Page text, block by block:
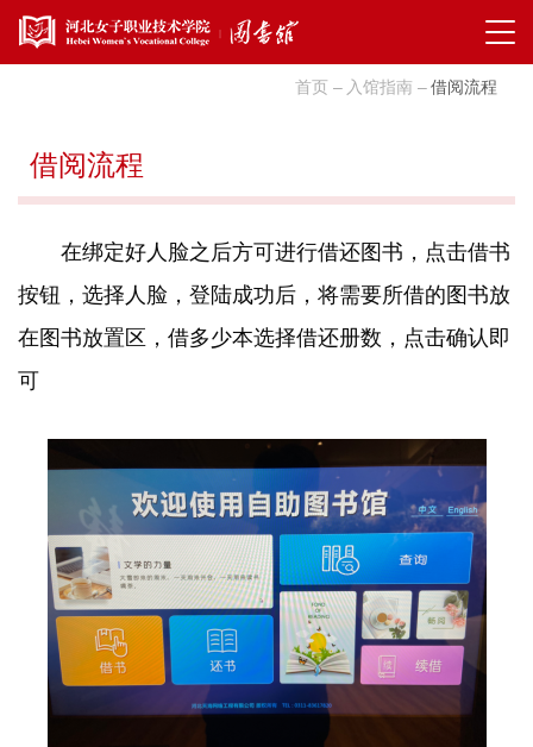
首页 入馆指南 借阅流程
借阅流程
在绑定好人脸之后方可进行借还图书，点击借书
按钮，选择人脸，登陆成功后，将需要所借的图书放
在图书放置区，借多少本选择借还册数，点击确认即
可